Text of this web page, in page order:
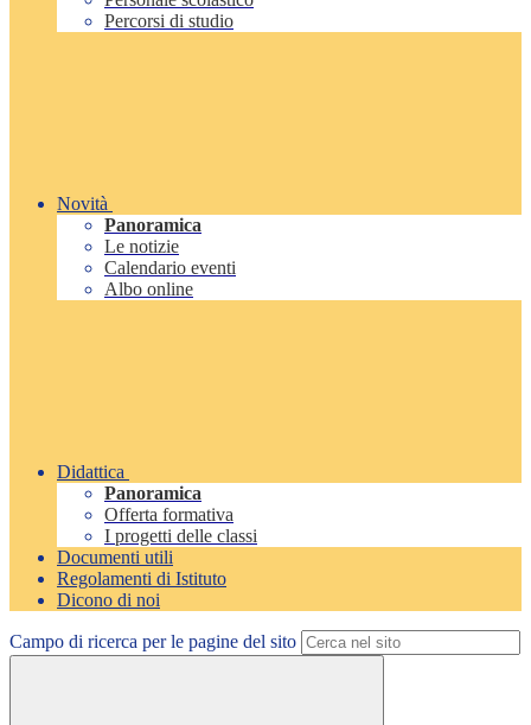
Percorsi di studio
Novità
Panoramica
Le notizie
Calendario eventi
Albo online
Didattica
Panoramica
Offerta formativa
I progetti delle classi
Documenti utili
Regolamenti di Istituto
Dicono di noi
Campo di ricerca per le pagine del sito